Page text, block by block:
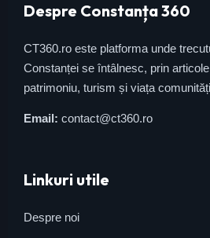
Despre Constanța 360
CT360.ro este platforma unde
Constanței se întâlnesc, prin
patrimoniu, turism și viața
Email: contact@ct360.ro
Linkuri utile
Despre noi